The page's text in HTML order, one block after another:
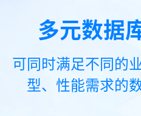
多元数据
可同时满足不同的
型、性能需求的